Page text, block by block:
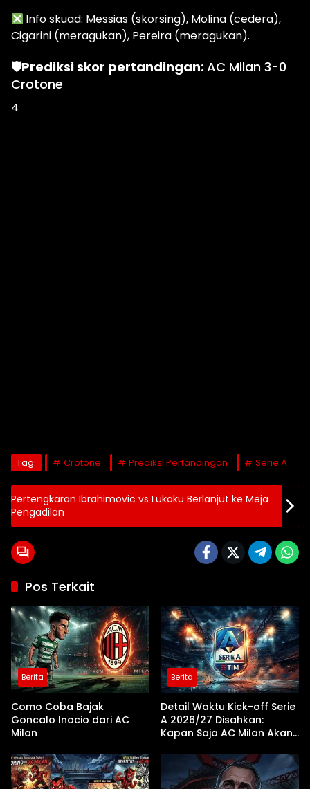
Info skuad: Messias (skorsing), Molina (cedera),
Cigarini (meragukan), Pereira (meragukan).
🛡Prediksi skor pertandingan: AC Milan 3-0
Crotone
4
Tag: Crotone Prediksi Pertandingan Serie A
Pertengkaran Ibrahimovic vs Lukaku Berlanjut ke Meja
Pengadilan
Pos Terkait
Berita
Como Coba Bajak
Goncalo Inacio dari AC
Milan
Berita
Detail Waktu Kick-off Serie
A 2026/27 Disahkan:
Kapan Saja AC Milan Akan